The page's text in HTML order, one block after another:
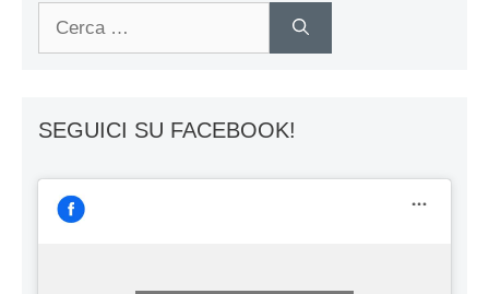
SEGUICI SU FACEBOOK!